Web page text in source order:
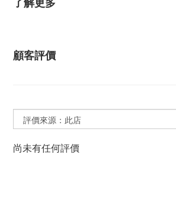
顧客評價
尚未有任何評價